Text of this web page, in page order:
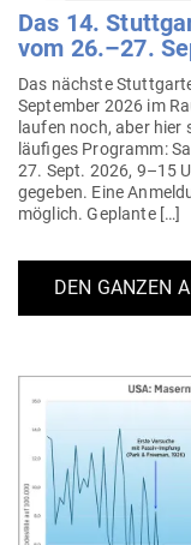
Das 14.
vom 26.–27.
Das nächste
Sep­tember 2026 im
laufen noch, aber
läu­figes Pro­gramm:
27. Sept. 2026, 9–15
gegeben. Eine
möglich. Geplante […]
DEN GANZEN